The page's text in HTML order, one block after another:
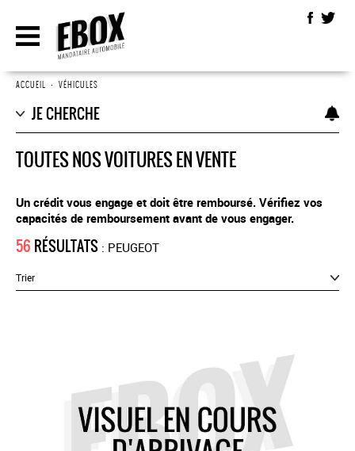
ACCUEIL • VÉHICULES
JE CHERCHE
TOUTES NOS VOITURES EN VENTE
Un crédit vous engage et doit être remboursé. Vérifiez vos
capacités de remboursement avant de vous engager.
56 RÉSULTATS : PEUGEOT
Trier